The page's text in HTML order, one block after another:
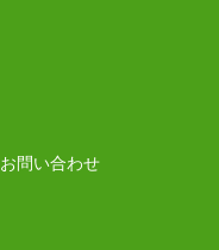
お問い合わせ